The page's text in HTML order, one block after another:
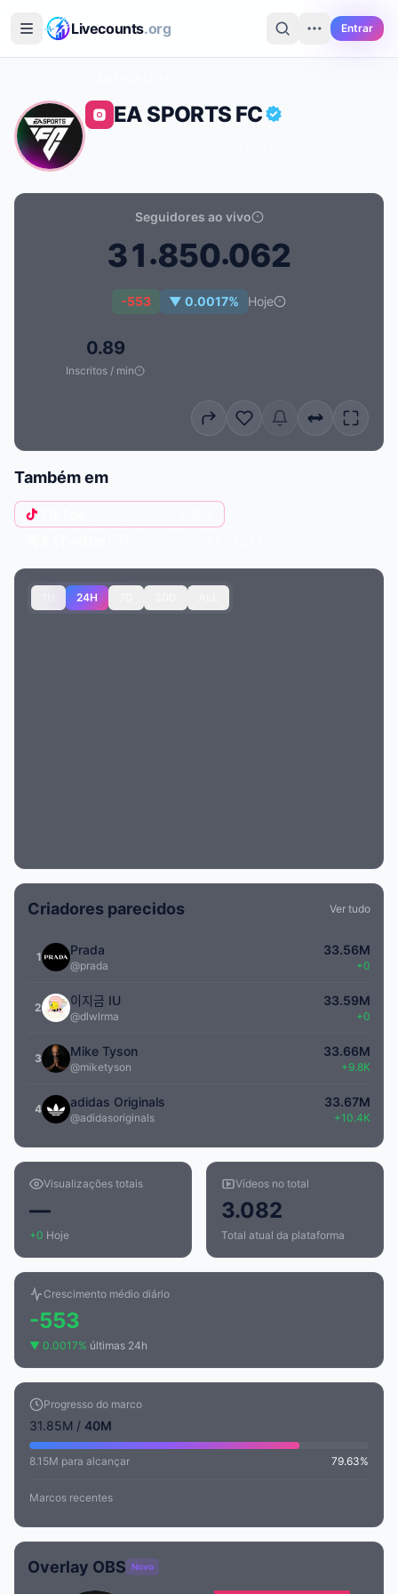
Livecounts.org Entrar
EA SPORTS FC
Seguidores ao vivo
31.850.062
-553 ▼ 0.0017% Hoje
0.89
Inscritos / min
Também em
24H
Criadores parecidos Ver tudo
1 Prada
@prada
33.56M
+0
2 이지금 IU
@dlwlrma
33.59M
+0
3 Mike Tyson
@miketyson
33.66M
+9.8K
4 adidas Originals
@adidasoriginals
33.67M
+10.4K
Visualizações totais
—
+0 Hoje
Vídeos no total
3.082
Total atual da plataforma
Crescimento médio diário
-553
▼ 0.0017% últimas 24h
Progresso do marco
31.85M / 40M
8.15M para alcançar 79.63%
Marcos recentes
Overlay OBS Novo